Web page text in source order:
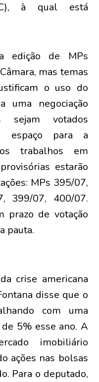
à qual está
edição de MPs
mas temas
o uso do
uma negociação
votados
espaço para a
trabalhos em
estarão
MPs 395/07,
399/07, 400/07.
prazo de votação
pauta.
crise americana
disse que o
com uma
5% esse ano. A
imobiliário
ações nas bolsas
Para o deputado,